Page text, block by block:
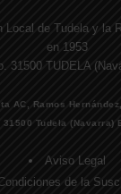
Local de Tudela y la
en 1953
31500 TUDELA
AC, Ramos
31500 Tudela (Navarra)
Aviso Legal
de la